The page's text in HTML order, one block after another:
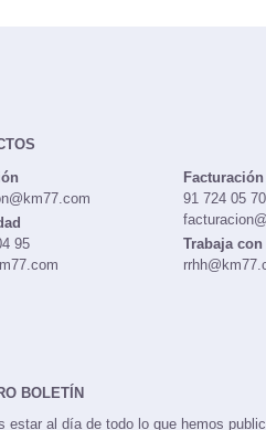
95
Facturación
91 724 05 70
Trabaja
BOLETÍN
estar al día de todo lo que hemos